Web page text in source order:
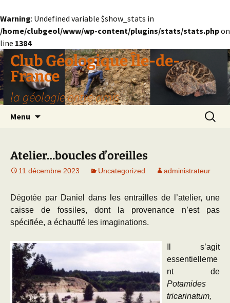
Warning: Undefined variable $show_stats in
/home/clubgeol/www/wp-content/plugins/stats/stats.phpon
line 1384
Aller
au
contenu
Club Géologique Île-de-
France
la géologie entre amis
Menu
Atelier…boucles d’oreilles
11 décembre 2023 Uncategorized administrateur
Dégotée par Daniel dans les entrailles de l’atelier, une
caisse de fossiles, dont la provenance n’est pas
spécifiée, a échauffé les imaginations.
Il s’agit
essentielleme
nt de
Potamides
tricarinatum,